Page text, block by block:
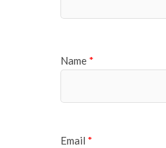
Name *
Email *